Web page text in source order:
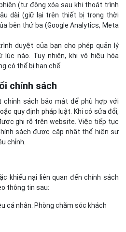
(tự động xóa sau khi thoát trình
dài (giữ lại trên thiết bị trong thời
bên thứ ba (Google Analytics, Meta
duyệt của bạn cho phép quản lý
nào. Tuy nhiên, khi vô hiệu hóa
có thể bị hạn chế.
chính sách
chính sách bảo mật để phù hợp với
quy định pháp luật. Khi có sửa đổi,
ghi rõ trên website. Việc tiếp tục
sách được cập nhật thể hiện sự
chỉnh.
khiếu nại liên quan đến chính sách
thông tin sau:
cá nhân: Phòng chăm sóc khách